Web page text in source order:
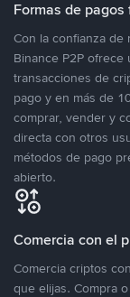
Formas de pagos
Con la confianza
Binance P2P ofrece
transacciones de
pago y en más de
comprar, vender y
directa con otros
métodos de pago
abierto.
Comercia con el
Comercia criptos
que elijas. Compra